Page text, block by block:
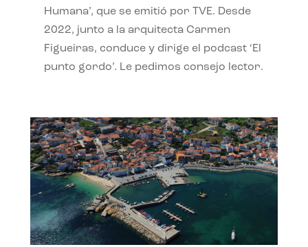
Humana’, que se emitió por TVE. Desde
2022, junto a la arquitecta Carmen
Figueiras, conduce y dirige el podcast ‘El
punto gordo’. Le pedimos consejo lector.